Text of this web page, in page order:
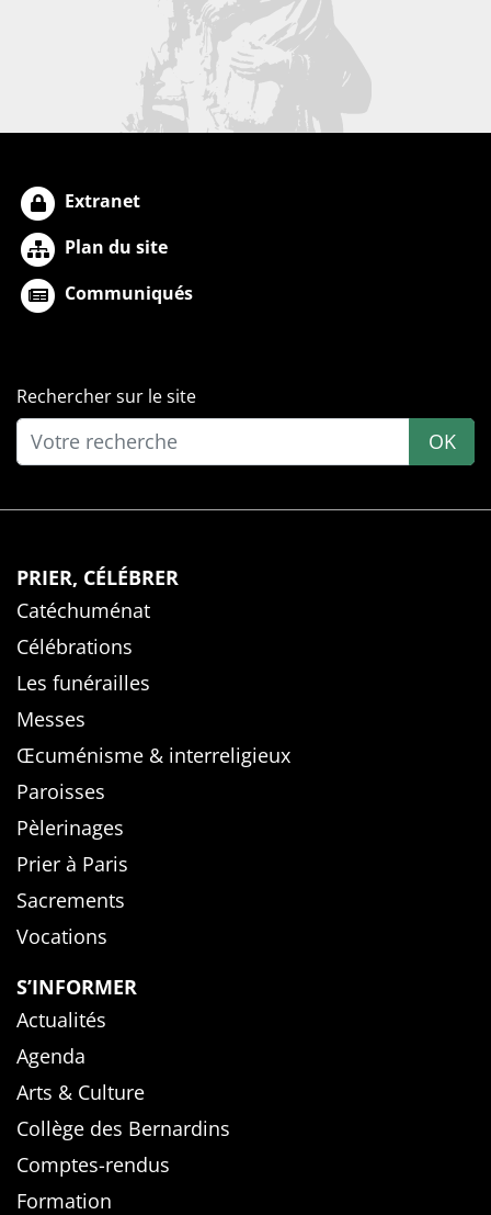
Extranet
Plan du site
Communiqués
Rechercher sur le site
OK
PRIER, CÉLÉBRER
Catéchuménat
Célébrations
Les funérailles
Messes
Œcuménisme & interreligieux
Paroisses
Pèlerinages
Prier à Paris
Sacrements
Vocations
S’INFORMER
Actualités
Agenda
Arts & Culture
Collège des Bernardins
Comptes-rendus
Formation